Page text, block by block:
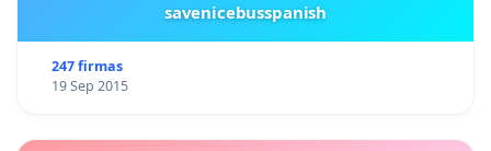
savenicebusspanish
247 firmas
19 Sep 2015